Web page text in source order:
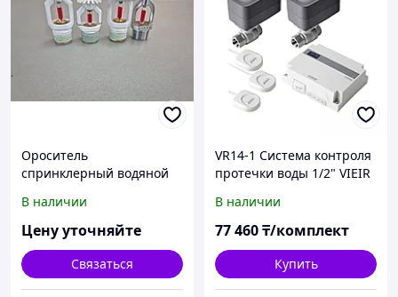
Ороситель
спринклерный водяной
В наличии
Цену уточняйте
Связаться
VR14-1 Система контроля
протечки воды 1/2" VIEIR
В наличии
77 460₸/комплект
Купить